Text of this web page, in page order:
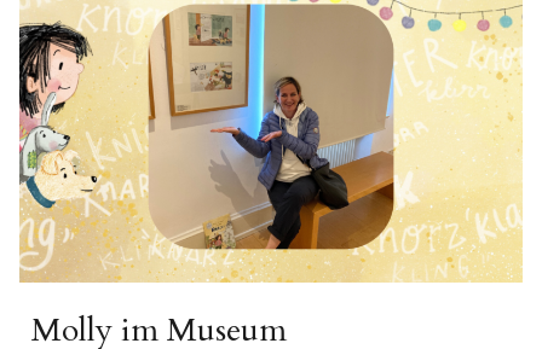
Molly im Museum